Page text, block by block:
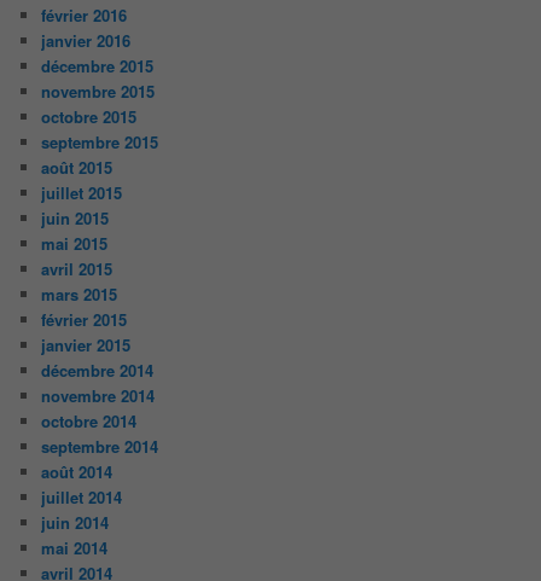
février 2016
janvier 2016
décembre 2015
novembre 2015
octobre 2015
septembre 2015
août 2015
juillet 2015
juin 2015
mai 2015
avril 2015
mars 2015
février 2015
janvier 2015
décembre 2014
novembre 2014
octobre 2014
septembre 2014
août 2014
juillet 2014
juin 2014
mai 2014
avril 2014